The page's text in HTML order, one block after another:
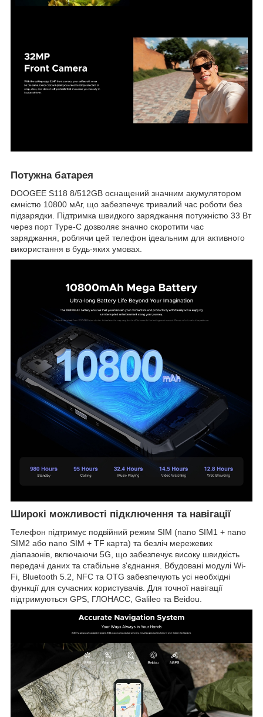
Потужна батарея
DOOGEE S118 8/512GB оснащений значним акумулятором
ємністю 10800 мАг, що забезпечує тривалий час роботи без
підзарядки. Підтримка швидкого заряджання потужністю 33 Вт
через порт Type-C дозволяє значно скоротити час
заряджання, роблячи цей телефон ідеальним для активного
використання в будь-яких умовах.
Широкі можливості підключення та навігації
Телефон підтримує подвійний режим SIM (nano SIM1 + nano
SIM2 або nano SIM + TF карта) та безліч мережевих
діапазонів, включаючи 5G, що забезпечує високу швидкість
передачі даних та стабільне з'єднання. Вбудовані модулі Wi-
Fi, Bluetooth 5.2, NFC та OTG забезпечують усі необхідні
функції для сучасних користувачів. Для точної навігації
підтримуються GPS, ГЛОНАСС, Galileo та Beidou.